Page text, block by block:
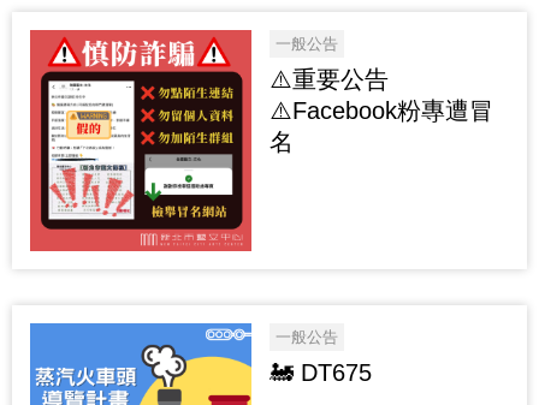
一般公告
⚠️重要公告
⚠️Facebook粉專遭冒
名
一般公告
🚂 DT675